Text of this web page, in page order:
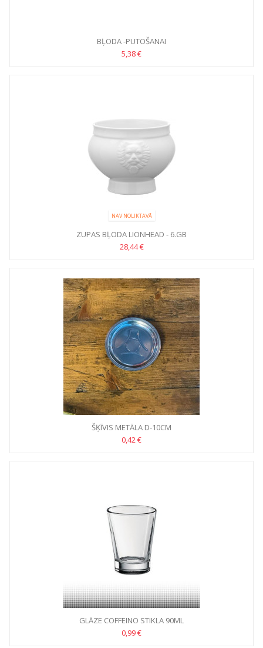
BĻODA -PUTOŠANAI
5,38 €
NAV NOLIKTAVĀ
ZUPAS BĻODA LIONHEAD - 6.GB
28,44 €
ŠĶĪVIS METĀLA D-10CM
0,42 €
GLĀZE COFFEINO STIKLA 90ML
0,99 €